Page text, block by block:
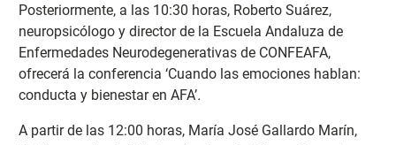
Posteriormente, a las 10:30 horas, Roberto Suárez,
neuropsicólogo y director de la Escuela Andaluza de
Enfermedades Neurodegenerativas de CONFEAFA,
ofrecerá la conferencia ‘Cuando las emociones hablan:
conducta y bienestar en AFA’.
A partir de las 12:00 horas, María José Gallardo Marín,